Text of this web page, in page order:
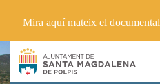
Mira aquí mateix el documental